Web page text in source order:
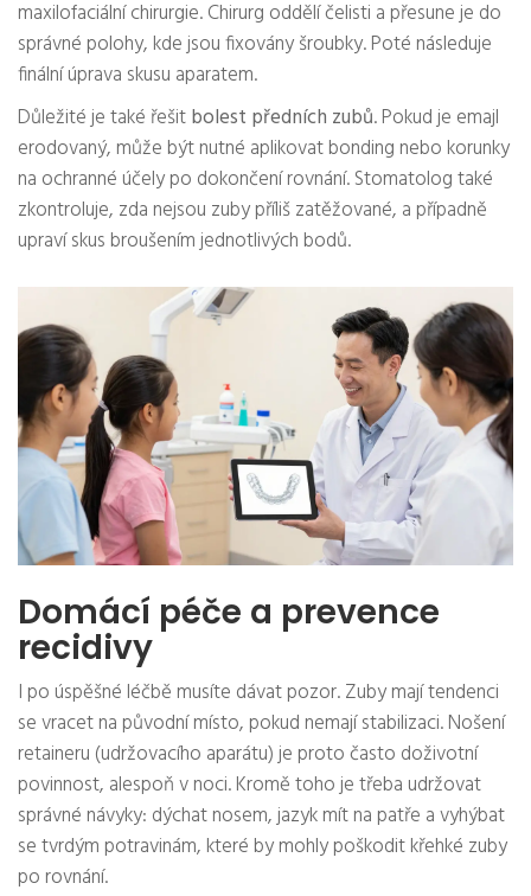
maxilofaciální chirurgie. Chirurg oddělí čelisti a přesune je do
správné polohy, kde jsou fixovány šroubky. Poté následuje
finální úprava skusu aparatem.
Důležité je také řešitbolest předních zubů. Pokud je emajl
erodovaný, může být nutné aplikovat bonding nebo korunky
na ochranné účely po dokončení rovnání. Stomatolog také
zkontroluje, zda nejsou zuby příliš zatěžované, a případně
upraví skus broušením jednotlivých bodů.
Domácí péče a prevence
recidivy
I po úspěšné léčbě musíte dávat pozor. Zuby mají tendenci
se vracet na původní místo, pokud nemají stabilizaci. Nošení
retaineru (udržovacího aparátu) je proto často doživotní
povinnost, alespoň v noci. Kromě toho je třeba udržovat
správné návyky: dýchat nosem, jazyk mít na patře a vyhýbat
se tvrdým potravinám, které by mohly poškodit křehké zuby
po rovnání.